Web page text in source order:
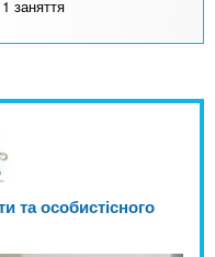
1 заняття
та особистісного